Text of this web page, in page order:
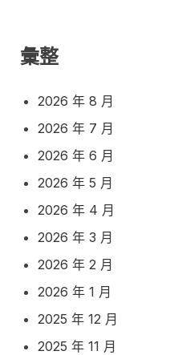
彙整
2026 年 8 月
2026 年 7 月
2026 年 6 月
2026 年 5 月
2026 年 4 月
2026 年 3 月
2026 年 2 月
2026 年 1 月
2025 年 12 月
2025 年 11 月